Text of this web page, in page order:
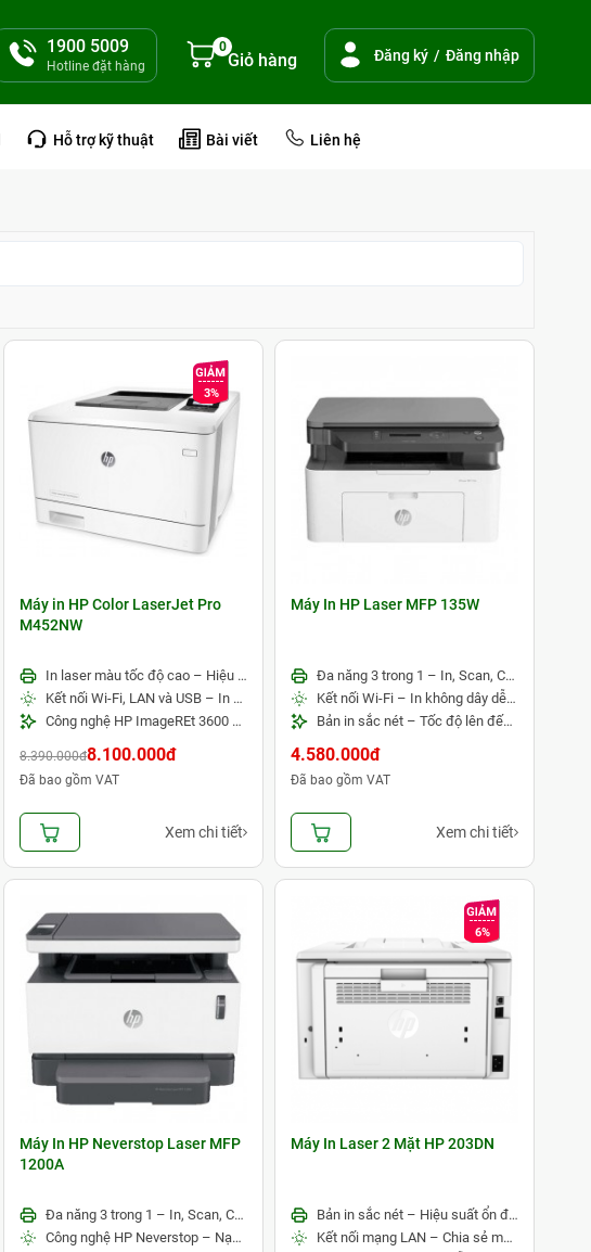
1900 5009
Hotline đặt hàng Giỏ hàng
0 Đăng ký / Đăng nhập
Hỗ trợ kỹ thuật Bài viết Liên hệ
3%
Máy in HP Color LaserJet Pro
M452NW
In laser màu tốc độ cao – Hiệu suất ổn định
Kết nối Wi-Fi, LAN và USB – In không dây linh hoạt
Công nghệ HP ImageREt 3600 – Màu sắc sống động
8.390.000đ8.100.000đ
Đã bao gồm VAT
Xem chi tiết
Máy In HP Laser MFP 135W
Đa năng 3 trong 1 – In, Scan, Copy tiện lợi
Kết nối Wi-Fi – In không dây dễ dàng
Bản in sắc nét – Tốc độ lên đến 20 trang/phút
4.580.000đ
Đã bao gồm VAT
Xem chi tiết
Máy In HP Neverstop Laser MFP
1200A
Đa năng 3 trong 1 – In, Scan, Copy tiện lợi
Công nghệ HP Neverstop – Nạp mực nhanh, chi phí in thấp
6%
Máy In Laser 2 Mặt HP 203DN
Bản in sắc nét – Hiệu suất ổn định
Kết nối mạng LAN – Chia sẻ máy in dễ dàng